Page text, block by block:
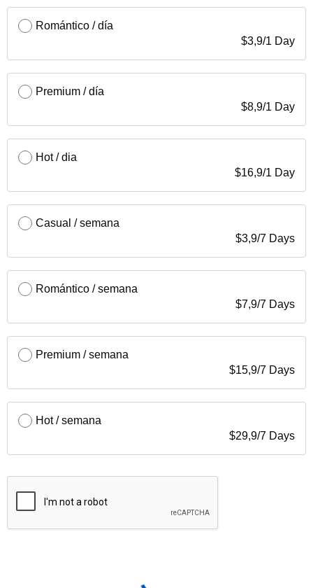
Romántico / día
$3,9/1 Day
Premium / día
$8,9/1 Day
Hot / dia
$16,9/1 Day
Casual / semana
$3,9/7 Days
Romántico / semana
$7,9/7 Days
Premium / semana
$15,9/7 Days
Hot / semana
$29,9/7 Days